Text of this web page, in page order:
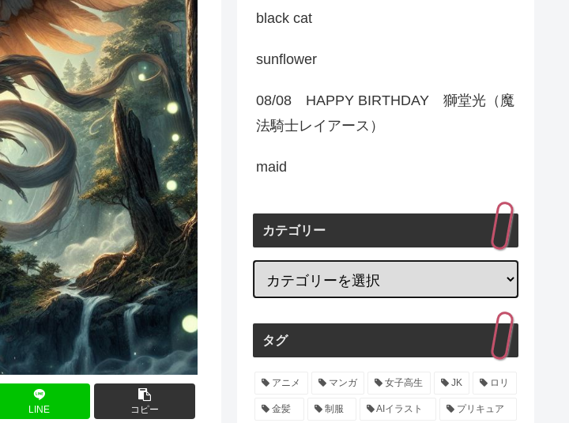
LINE コピー
black cat
sunflower
08/08 HAPPY BIRTHDAY 獅堂光（魔
法騎士レイアース）
maid
カテゴリー
タグ
アニメ マンガ 女子高生 JK ロリ
金髪 制服 AIイラスト プリキュア